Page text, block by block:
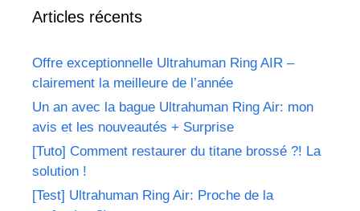
Articles récents
Offre exceptionnelle Ultrahuman Ring AIR –
clairement la meilleure de l’année
Un an avec la bague Ultrahuman Ring Air: mon
avis et les nouveautés + Surprise
[Tuto] Comment restaurer du titane brossé ?! La
solution !
[Test] Ultrahuman Ring Air: Proche de la